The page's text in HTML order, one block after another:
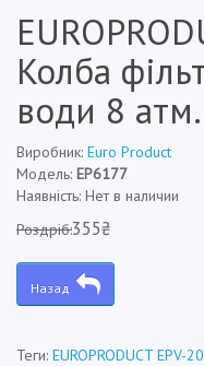
Колба
води 8
Виробник: Euro Product
Модель: EP6177
Наявність: Нет в наличии
Роздріб:355₴
Назад
Теги: EUROPRODUCT